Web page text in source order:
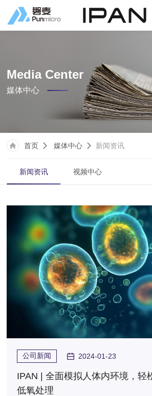
Media Center
媒体中心
首页 媒体中心 新闻资讯
新闻资讯 视频中心
公司新闻 2024-01-23
IPAN | 全面模拟人体内环境，轻
低氧处理